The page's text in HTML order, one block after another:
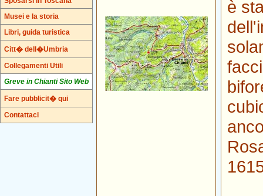
Musei e la storia
Libri, guida turistica
Citt� dell�Umbria
Collegamenti Utili
Greve in Chianti Sito Web
Fare pubblicit� qui
Contattaci
è